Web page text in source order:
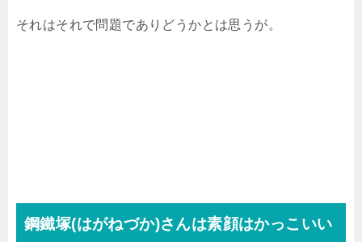
それはそれで問題でありどうかとは思うが。
鋼鐵塚(はがねづか)さんは素顔はかっこいい